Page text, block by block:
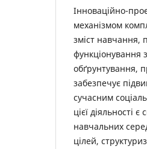
Інноваційно-
механізмом
зміст навчання,
функціонування
обґрунтування,
забезпечує
сучасним
цієї діяльності
навчальних
цілей,